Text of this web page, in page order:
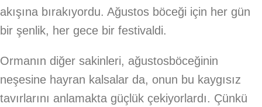
akışına bırakıyordu. Ağustos böceği için her gün
bir şenlik, her gece bir festivaldi.
Ormanın diğer sakinleri, ağustosböceğinin
neşesine hayran kalsalar da, onun bu kaygısız
tavırlarını anlamakta güçlük çekiyorlardı. Çünkü